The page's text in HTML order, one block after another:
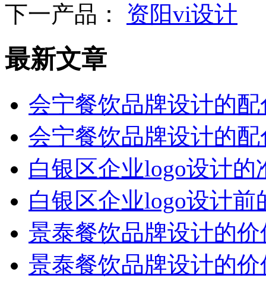
下一产品： 资阳vi设计
最新文章
会宁餐饮品牌设计的
会宁餐饮品牌设计的
白银区企业logo设计的
白银区企业logo设计前
景泰餐饮品牌设计的
景泰餐饮品牌设计的